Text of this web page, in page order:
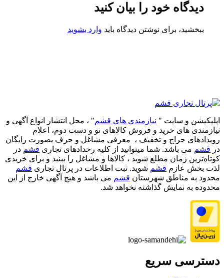
دیدگاه خود را بیان کنید
ببخشید، برای نوشتن دیدگاه باید وارد بشوید
اپلیکیشن و سایت " نیازمندی های قشم" ، محل انتشار انواع آگهی و
نیازمندی های خرید و فروش کالاهای نو و دست‌ دوم، اعلام
رویدادهای حراج و تخفیف ، معرفی مشاغل و حرف بصورت رایگان
در قشم می باشد. شما میتوانید از کلیه رخدادهای تجاری قشم در
کوتاه‌ترین زمان مطلع شوید ، کالاها و مشاغل را ببنید و برای خریدی
لذت بخش عازم قشم شوید. ثبت اطلاعات در پرتال تجاری قشم
محدود به مناطق شهرستان قشم می باشد و هیچ آگهی خارج از این
محدوده به نمایش گذاشته نخواهد شد.
دسترسی سریع